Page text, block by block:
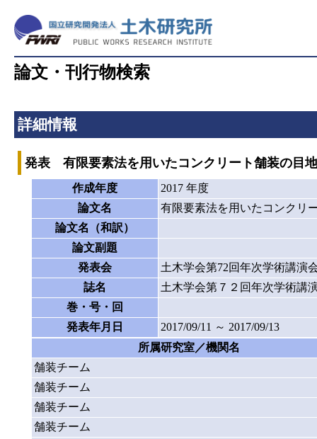
論文・刊行物検索
詳細情報
発表 有限要素法を用いたコンクリート舗装の目
作成年度
2017 年度
論文名
有限要素法を用いたコンクリ
論文名（和訳）
論文副題
発表会
土木学会第72回年次学術講演
誌名
土木学会第７２回年次学術講
巻・号・回
発表年月日
2017/09/11 ～ 2017/09/13
所属研究室／機関名
舗装チーム
舗装チーム
舗装チーム
舗装チーム